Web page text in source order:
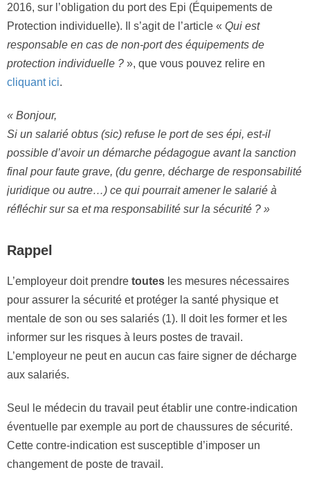
2016, sur l’obligation du port des Epi (Équipements de
Protection individuelle). Il s’agit de l’article « Qui est
responsable en cas de non-port des équipements de
protection individuelle ? », que vous pouvez relire en
cliquant ici.
« Bonjour,
Si un salarié obtus (sic) refuse le port de ses épi, est-il
possible d’avoir un démarche pédagogue avant la sanction
final pour faute grave, (du genre, décharge de responsabilité
juridique ou autre…) ce qui pourrait amener le salarié à
réfléchir sur sa et ma responsabilité sur la sécurité ? »
Rappel
L’employeur doit prendre toutes les mesures nécessaires
pour assurer la sécurité et protéger la santé physique et
mentale de son ou ses salariés (1). Il doit les former et les
informer sur les risques à leurs postes de travail.
L’employeur ne peut en aucun cas faire signer de décharge
aux salariés.
Seul le médecin du travail peut établir une contre-indication
éventuelle par exemple au port de chaussures de sécurité.
Cette contre-indication est susceptible d’imposer un
changement de poste de travail.